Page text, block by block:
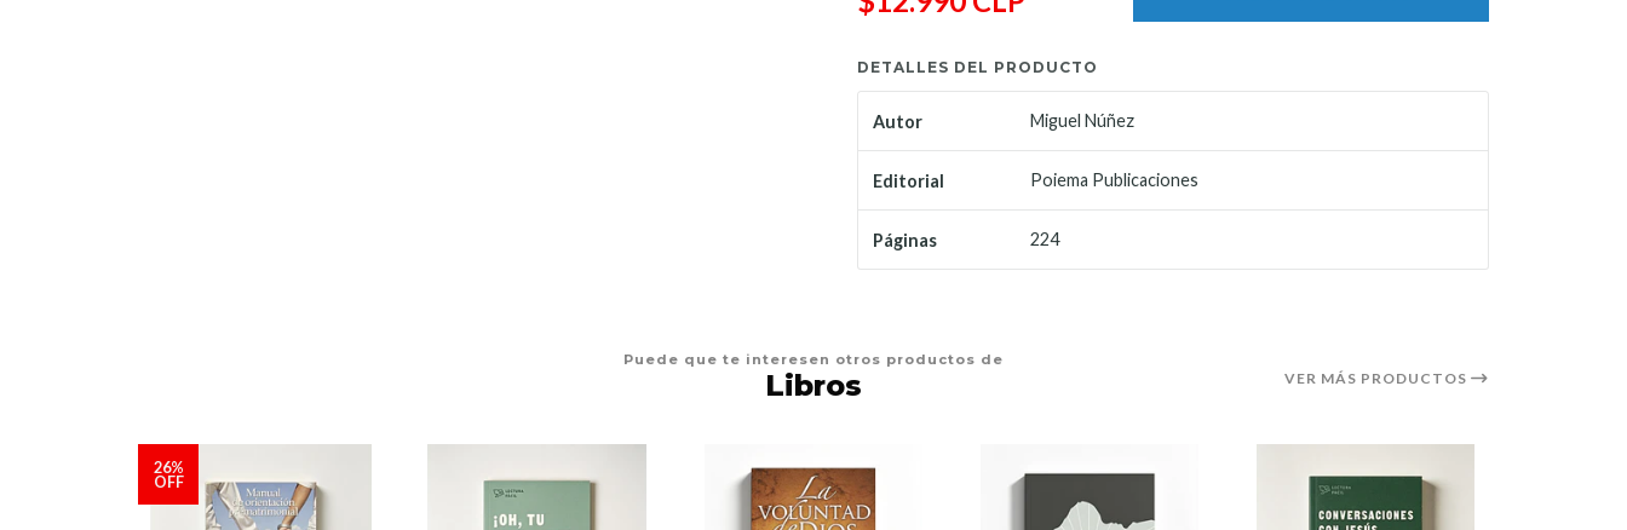
DETALLES DEL PRODUCTO
Autor Miguel Núñez
Editorial Poiema Publicaciones
Páginas 224
Puede que te interesen otros productos de
Libros VER MÁS PRODUCTOS
26%
OFF